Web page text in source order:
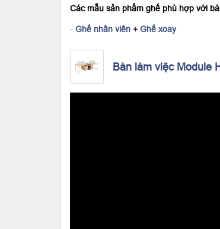
Các mẫu sản phẩm ghế phù hợp với
- Ghế nhân viên + Ghế xoay
Bàn làm việc Module